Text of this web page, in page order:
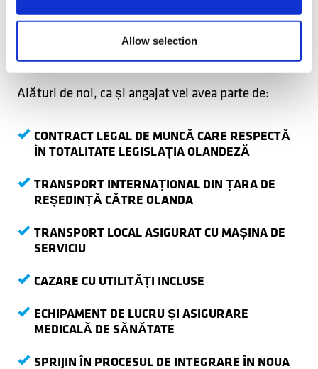
Allow selection
deținem și pentru calitatea serviciilor pe care le
Alături de noi, ca și angajat vei avea parte de:
CONTRACT LEGAL DE MUNCĂ CARE RESPECTĂ
ÎN TOTALITATE LEGISLAȚIA OLANDEZĂ
TRANSPORT INTERNAȚIONAL DIN ȚARA DE
REȘEDINȚĂ CĂTRE OLANDA
TRANSPORT LOCAL ASIGURAT CU MAȘINA DE
SERVICIU
CAZARE CU UTILITĂȚI INCLUSE
ECHIPAMENT DE LUCRU ȘI ASIGURARE
MEDICALĂ DE SĂNĂTATE
SPRIJIN ÎN PROCESUL DE INTEGRARE ÎN NOUA